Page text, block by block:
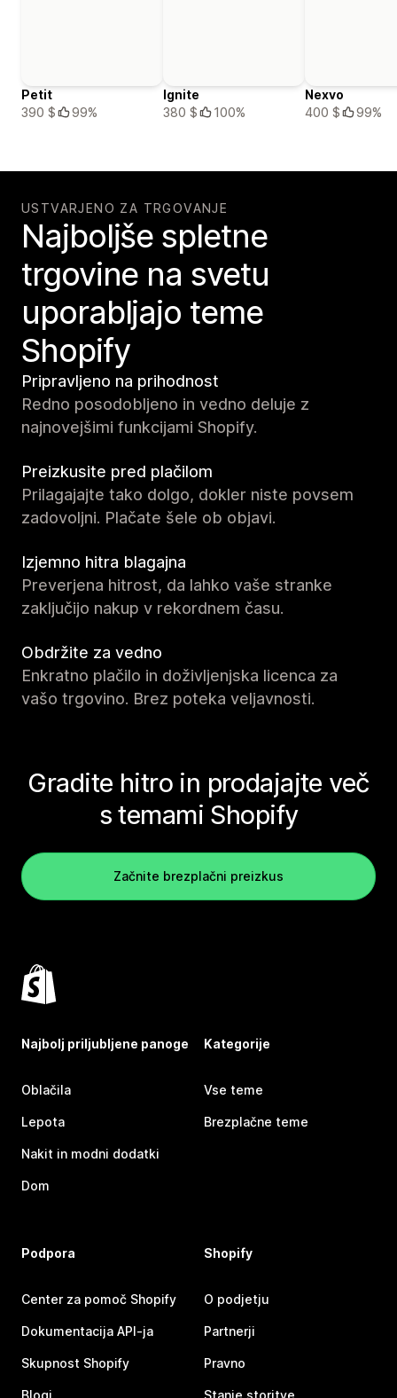
Petit
390 $
99%
Ignite
380 $
100%
Nexvo
400 $
99%
USTVARJENO ZA TRGOVANJE
Najboljše spletne
trgovine na svetu
uporabljajo teme
Shopify
Pripravljeno na prihodnost
Redno posodobljeno in vedno deluje z
najnovejšimi funkcijami Shopify.
Preizkusite pred plačilom
Prilagajajte tako dolgo, dokler niste povsem
zadovoljni. Plačate šele ob objavi.
Izjemno hitra blagajna
Preverjena hitrost, da lahko vaše stranke
zaključijo nakup v rekordnem času.
Obdržite za vedno
Enkratno plačilo in doživljenjska licenca za
vašo trgovino. Brez poteka veljavnosti.
Gradite hitro in prodajajte več
s temami Shopify
Začnite brezplačni preizkus
Najbolj priljubljene panoge
Oblačila
Lepota
Nakit in modni dodatki
Dom
Kategorije
Vse teme
Brezplačne teme
Podpora
Center za pomoč Shopify
Dokumentacija API-ja
Skupnost Shopify
Shopify
O podjetju
Partnerji
Pravno